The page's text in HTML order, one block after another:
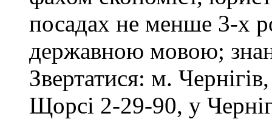
посадах не менше 3-х
державною мовою;
Звертатися: м.
Щорсі 2-29-90, у